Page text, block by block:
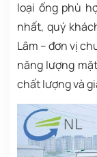
loại ống phù
nhất, quý
Lâm – đơn vị
năng lượng
chất lượng và